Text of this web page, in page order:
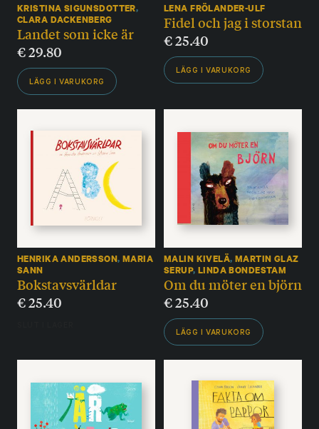
KRISTINA SIGUNSDOTTER,
CLARA DACKENBERG
Landet som icke är
€29.80
LÄGG I VARUKORG
LENA FRÖLANDER-ULF
Fidel och jag i storstan
€25.40
LÄGG I VARUKORG
HENRIKA ANDERSSON, MARIA
SANN
Bokstavsvärldar
€25.40
MALIN KIVELÄ, MARTIN GLAZ
SERUP, LINDA BONDESTAM
Om du möter en björn
€25.40
LÄGG I VARUKORG